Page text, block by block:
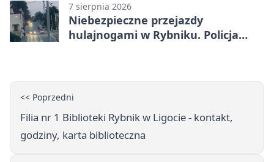
7 sierpnia 2026
Niebezpieczne przejazdy
hulajnogami w Rybniku. Policja
<< Poprzedni
Filia nr 1 Biblioteki Rybnik w Ligocie - kontakt,
godziny, karta biblioteczna